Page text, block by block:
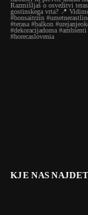
KJE NAS